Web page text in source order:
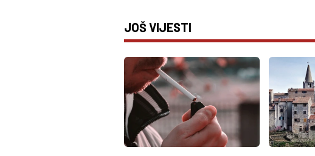
JOŠ VIJESTI